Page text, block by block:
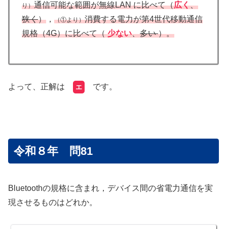
り）通信可能な範囲が無線LAN に比べて（広く、
狭く） ， （①より）消費する電力が第4世代移動通信
規格（4G）に比べて（少ない、多い）。
よって、正解は エ です。
令和８年 問81
Bluetoothの規格に含まれ，デバイス間の省電力通信を実
現させるものはどれか。